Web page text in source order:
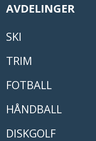
AVDELINGER
SKI
TRIM
FOTBALL
HÅNDBALL
DISKGOLF